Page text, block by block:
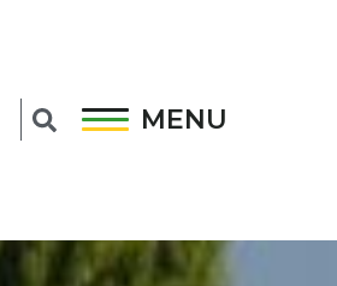
MENU